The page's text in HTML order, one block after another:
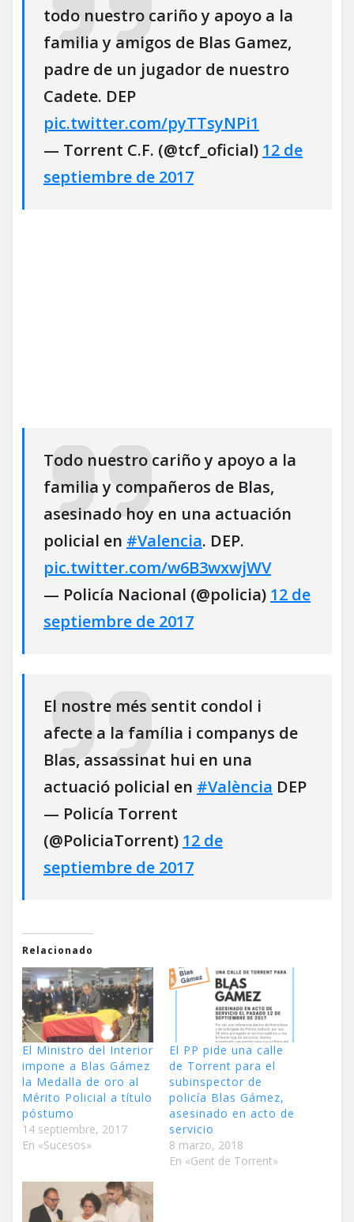
todo nuestro cariño y apoyo a la
familia y amigos de Blas Gamez,
padre de un jugador de nuestro
Cadete. DEP
pic.twitter.com/pyTTsyNPi1
— Torrent C.F. (@tcf_oficial) 12 de
septiembre de 2017
Todo nuestro cariño y apoyo a la
familia y compañeros de Blas,
asesinado hoy en una actuación
policial en #Valencia. DEP.
pic.twitter.com/w6B3wxwjWV
— Policía Nacional (@policia) 12 de
septiembre de 2017
El nostre més sentit condol i
afecte a la família i companys de
Blas, assassinat hui en una
actuació policial en #València DEP
— Policía Torrent
(@PoliciaTorrent) 12 de
septiembre de 2017
Relacionado
El Ministro del Interior
impone a Blas Gámez
la Medalla de oro al
Mérito Policial a título
póstumo
14 septiembre, 2017
En «Sucesos»
El PP pide una calle
de Torrent para el
subinspector de
policía Blas Gámez,
asesinado en acto de
servicio
8 marzo, 2018
En «Gent de Torrent»